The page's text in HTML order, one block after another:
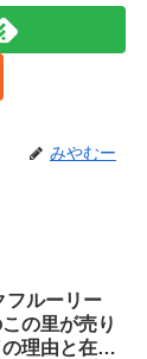
みやむー
フルーリー
の里が売り
理由と在庫